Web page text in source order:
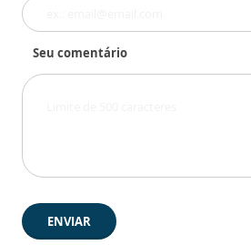
Seu comentário
ENVIAR